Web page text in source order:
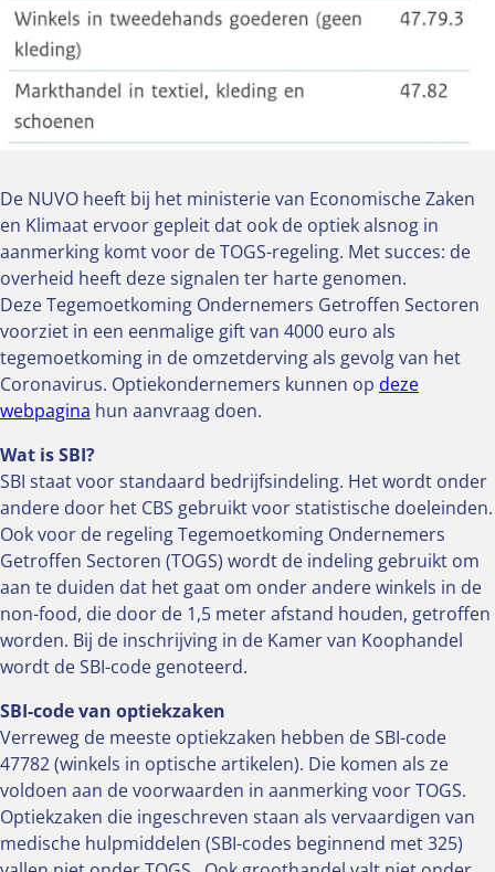
De NUVO heeft bij het ministerie van Economische Zaken
en Klimaat ervoor gepleit dat ook de optiek alsnog in
aanmerking komt voor de TOGS-regeling. Met succes: de
overheid heeft deze signalen ter harte genomen.
Deze Tegemoetkoming Ondernemers Getroffen Sectoren
voorziet in een eenmalige gift van 4000 euro als
tegemoetkoming in de omzetderving als gevolg van het
Coronavirus. Optiekondernemers kunnen op deze
webpagina hun aanvraag doen.
Wat is SBI?
SBI staat voor standaard bedrijfsindeling. Het wordt onder
andere door het CBS gebruikt voor statistische doeleinden.
Ook voor de regeling Tegemoetkoming Ondernemers
Getroffen Sectoren (TOGS) wordt de indeling gebruikt om
aan te duiden dat het gaat om onder andere winkels in de
non-food, die door de 1,5 meter afstand houden, getroffen
worden. Bij de inschrijving in de Kamer van Koophandel
wordt de SBI-code genoteerd.
SBI-code van optiekzaken
Verreweg de meeste optiekzaken hebben de SBI-code
47782 (winkels in optische artikelen). Die komen als ze
voldoen aan de voorwaarden in aanmerking voor TOGS.
Optiekzaken die ingeschreven staan als vervaardigen van
medische hulpmiddelen (SBI-codes beginnend met 325)